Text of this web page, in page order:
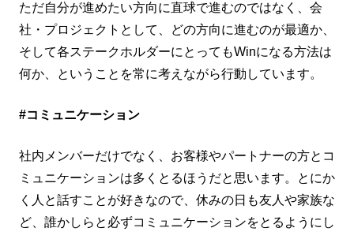
ただ自分が進めたい方向に直球で進むのではなく、会
社・プロジェクトとして、どの方向に進むのが最適か、
そして各ステークホルダーにとってもWinになる方法は
何か、ということを常に考えながら行動しています。
#コミュニケーション
社内メンバーだけでなく、お客様やパートナーの方とコ
ミュニケーションは多くとるほうだと思います。とにか
く人と話すことが好きなので、休みの日も友人や家族な
ど、誰かしらと必ずコミュニケーションをとるようにし